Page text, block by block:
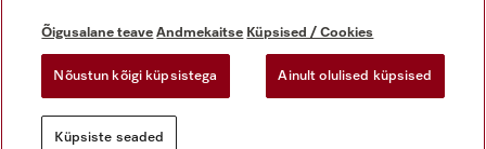
Digiteenuste seadus
Küpsiste seaded
Õigusalane teave Andmekaitse Küpsised / Cookies
Nõustun kõigi küpsistega Ainult olulised küpsised
Küpsiste seaded